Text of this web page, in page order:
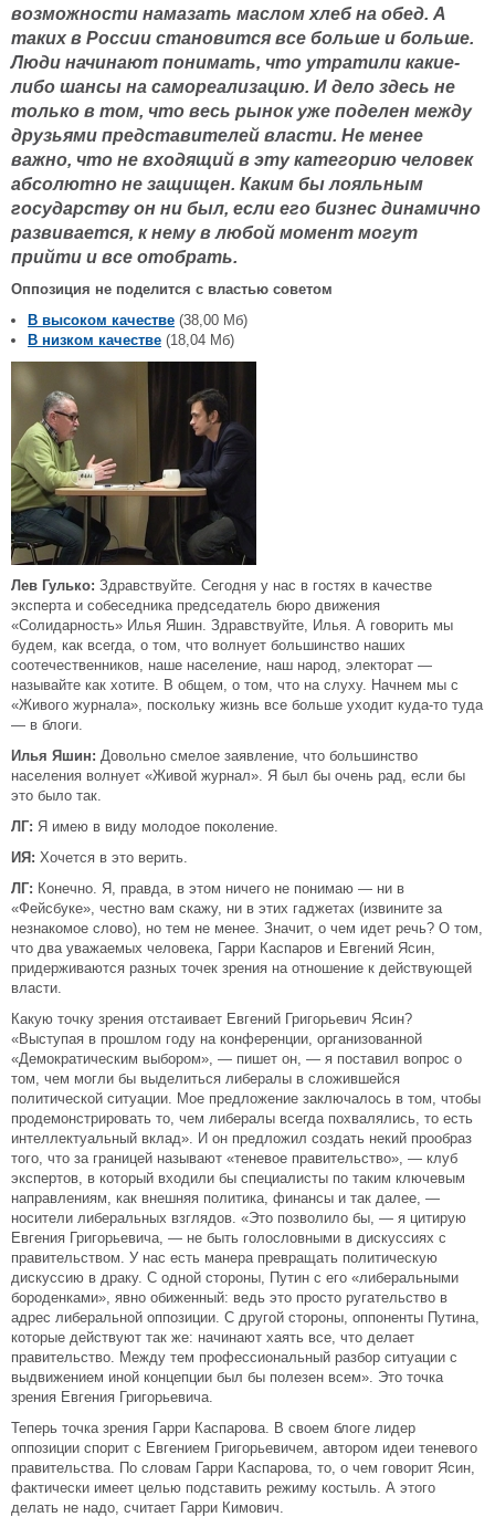
возможности намазать маслом хлеб на обед. А
таких в России становится все больше и больше.
Люди начинают понимать, что утратили какие-
либо шансы на самореализацию. И дело здесь не
только в том, что весь рынок уже поделен между
друзьями представителей власти. Не менее
важно, что не входящий в эту категорию человек
абсолютно не защищен. Каким бы лояльным
государству он ни был, если его бизнес динамично
развивается, к нему в любой момент могут
прийти и все отобрать.
Оппозиция не поделится с властью советом
В высоком качестве (38,00 Мб)
В низком качестве (18,04 Мб)
Лев Гулько: Здравствуйте. Сегодня у нас в гостях в качестве
эксперта и собеседника председатель бюро движения
«Солидарность» Илья Яшин. Здравствуйте, Илья. А говорить мы
будем, как всегда, о том, что волнует большинство наших
соотечественников, наше население, наш народ, электорат —
называйте как хотите. В общем, о том, что на слуху. Начнем мы с
«Живого журнала», поскольку жизнь все больше уходит куда-то туда
— в блоги.
Илья Яшин: Довольно смелое заявление, что большинство
населения волнует «Живой журнал». Я был бы очень рад, если бы
это было так.
ЛГ: Я имею в виду молодое поколение.
ИЯ: Хочется в это верить.
ЛГ: Конечно. Я, правда, в этом ничего не понимаю — ни в
«Фейсбуке», честно вам скажу, ни в этих гаджетах (извините за
незнакомое слово), но тем не менее. Значит, о чем идет речь? О том,
что два уважаемых человека, Гарри Каспаров и Евгений Ясин,
придерживаются разных точек зрения на отношение к действующей
власти.
Какую точку зрения отстаивает Евгений Григорьевич Ясин?
«Выступая в прошлом году на конференции, организованной
«Демократическим выбором», — пишет он, — я поставил вопрос о
том, чем могли бы выделиться либералы в сложившейся
политической ситуации. Мое предложение заключалось в том, чтобы
продемонстрировать то, чем либералы всегда похвалялись, то есть
интеллектуальный вклад». И он предложил создать некий прообраз
того, что за границей называют «теневое правительство», — клуб
экспертов, в который входили бы специалисты по таким ключевым
направлениям, как внешняя политика, финансы и так далее, —
носители либеральных взглядов. «Это позволило бы, — я цитирую
Евгения Григорьевича, — не быть голословными в дискуссиях с
правительством. У нас есть манера превращать политическую
дискуссию в драку. С одной стороны, Путин с его «либеральными
бороденками», явно обиженный: ведь это просто ругательство в
адрес либеральной оппозиции. С другой стороны, оппоненты Путина,
которые действуют так же: начинают хаять все, что делает
правительство. Между тем профессиональный разбор ситуации с
выдвижением иной концепции был бы полезен всем». Это точка
зрения Евгения Григорьевича.
Теперь точка зрения Гарри Каспарова. В своем блоге лидер
оппозиции спорит с Евгением Григорьевичем, автором идеи теневого
правительства. По словам Гарри Каспарова, то, о чем говорит Ясин,
фактически имеет целью подставить режиму костыль. А этого
делать не надо, считает Гарри Кимович.